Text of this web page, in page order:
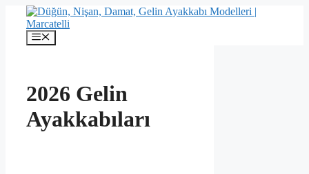
İçeriğe
Menü
2026 Gelin
Ayakkabıları